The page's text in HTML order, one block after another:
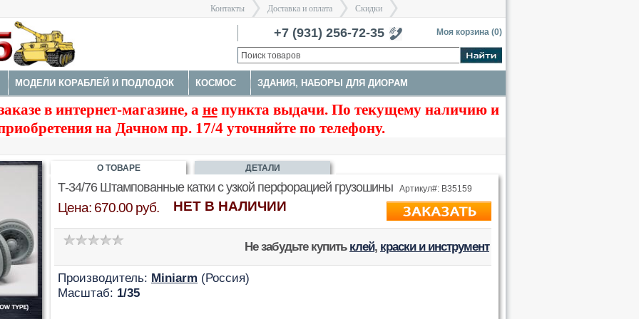
Контакты
>
Доставка и оплата
>
Скидки
>
+7 (931) 256-72-35
Санкт-Петербург Моя корзина (0)
МОДЕЛИ КОРАБЛЕЙ И ПОДЛОДОК КОСМОС ЗДАНИЯ, НАБОРЫ ДЛЯ ДИОРАМ
НАБОРЫ ДЕТАЛИРОВКИ ОКРАСОЧНЫЕ МАСКИ, ТРАФАРЕТЫ ТРАКИ И СТВОЛЫ
в интернет-магазине, а непункта выдачи. По текущему наличию и
на Дачном пр. 17/4 уточняйте по телефону.
Т-34/76 Штампованные катки с узкой перфорацией грузошины Артикул#: B35159
Цена: 670.00 руб. НЕТ В НАЛИЧИИ
Не забудьте купить клей, краски и инструмент
Производитель: Miniarm (Россия)
Масштаб: 1/35
О ТОВАРЕ ДЕТАЛИ